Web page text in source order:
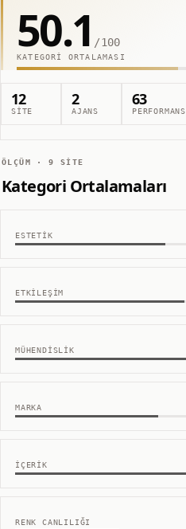
50.1 /100
KATEGORI ORTALAMASI
12
SITE
2
AJANS
63
PERFORMANS
ÖLÇÜM ·9 SITE
Kategori Ortalamaları
ESTETIK
ETKILEŞIM
MÜHENDISLIK
MARKA
İÇERIK
RENK CANLILIĞI